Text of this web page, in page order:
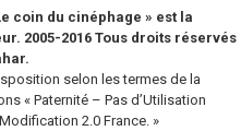
coin du cinéphage » est la
2005-2016 Tous droits réservés
selon les termes de la
« Paternité – Pas d’Utilisation
2.0 France. »